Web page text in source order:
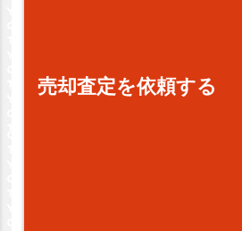
売却査定を依頼する